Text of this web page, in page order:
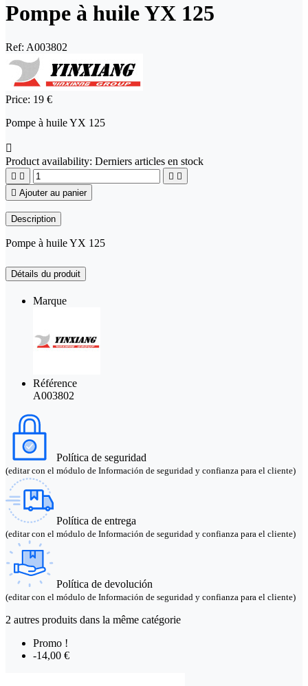
Pompe à huile YX 125
Ref: A003802
Price: 19 €
Pompe à huile YX 125

Product availability: Derniers articles en stock
   
 Ajouter au panier
Description
Pompe à huile YX 125
Détails du produit
Marque
Référence
A003802
Política de seguridad
(editar con el módulo de Información de seguridad y confianza para el cliente)
Política de entrega
(editar con el módulo de Información de seguridad y confianza para el cliente)
Política de devolución
(editar con el módulo de Información de seguridad y confianza para el cliente)
2 autres produits dans la même catégorie
Promo !
-14,00 €